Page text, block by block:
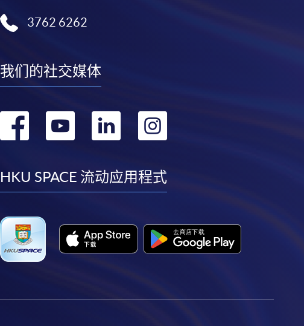
3762 6262
我们的社交媒体
转
facebook
转
youtube
转
linkedin
转
instagram
HKU SPACE 流动应用程式